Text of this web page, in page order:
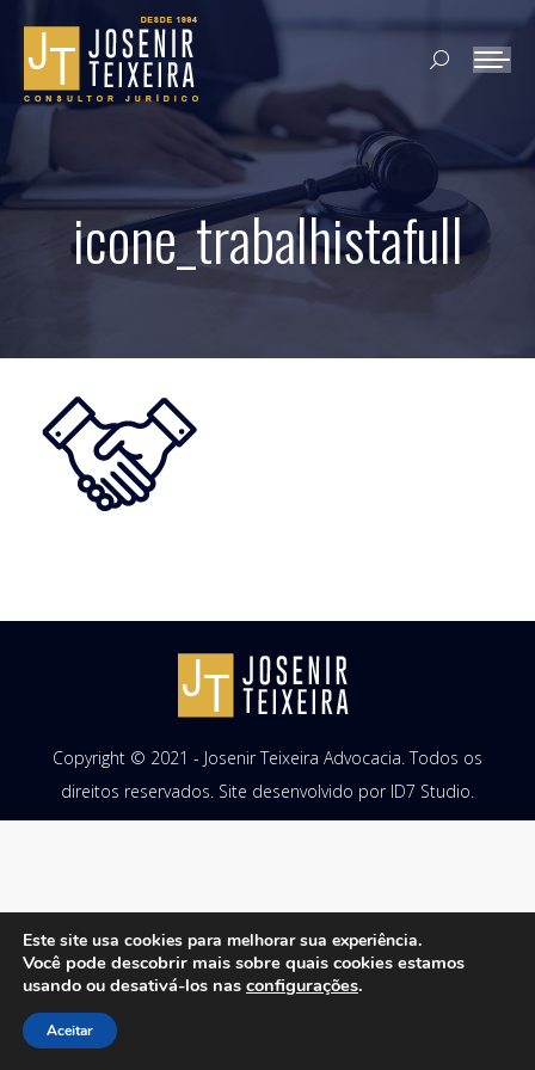
Search:
icone_trabalhistafull
Copyright © 2021 - Josenir Teixeira Advocacia. Todos os
direitos reservados. Site desenvolvido por ID7 Studio.
Este site usa cookies para melhorar sua experiência.
Você pode descobrir mais sobre quais cookies estamos
usando ou desativá-los nas configurações.
Aceitar